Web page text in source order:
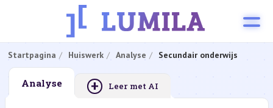
Startpagina Huiswerk Analyse Secundair onderwijs
Analyse + Leer met AI